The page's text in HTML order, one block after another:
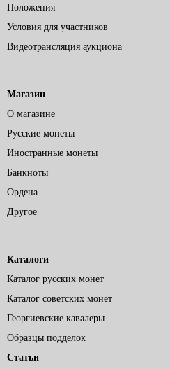
Положения
Условия для участников
Видеотрансляция аукциона
Магазин
О магазине
Русские монеты
Иностранные монеты
Банкноты
Ордена
Другое
Каталоги
Каталог русских монет
Каталог советских монет
Георгиевские кавалеры
Образцы подделок
Статьи